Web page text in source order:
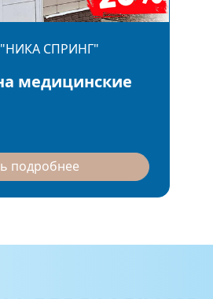
"НИКА СПРИНГ"
медицинские
подробнее